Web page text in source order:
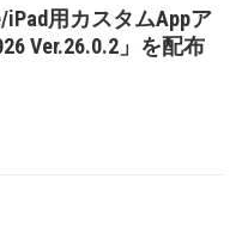
用カスタムAppア
Ver.26.0.2」を配布